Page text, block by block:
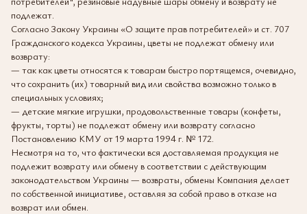
подлежат.
Согласно Закону Украины «О защите прав потребителей» и ст. 707
Гражданского кодекса Украины, цветы не подлежат обмену или
возврату:
— так как цветы относятся к товарам быстро портящемся, очевидно,
что сохранить (их) товарный вид или свойства возможно только в
специальных условиях;
— детские мягкие игрушки, продовольственные товары (конфеты,
фрукты, торты) не подлежат обмену или возврату согласно
Постановлению КМУ от 19 марта 1994 г. № 172.
Несмотря на то, что фактически вся доставляемая продукция не
подлежит возврату или обмену в соответствии с действующим
законодательством Украины — возвраты, обмены Компания делает
по собственной инициативе, оставляя за собой право в отказе на
возврат или обмен.